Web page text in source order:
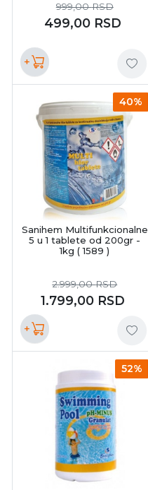
499,00 RSD
999,00RSD
+
40%
Sanihem Multifunkcionalne
5 u 1 tablete od 200gr -
1kg ( 1589 )
1.799,00 RSD
2.999,00RSD
+
52%